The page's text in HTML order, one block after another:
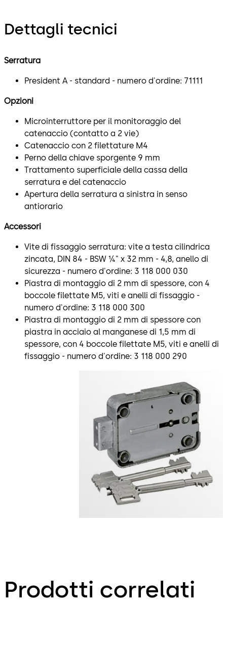
Dettagli tecnici
Serratura
President A - standard - numero d'ordine: 71111
Opzioni
Microinterruttore per il monitoraggio del
catenaccio (contatto a 2 vie)
Catenaccio con 2 filettature M4
Perno della chiave sporgente 9 mm
Trattamento superficiale della cassa della
serratura e del catenaccio
Apertura della serratura a sinistra in senso
antiorario
Accessori
Vite di fissaggio serratura: vite a testa cilindrica
zincata, DIN 84 - BSW ¼" x 32 mm - 4,8, anello di
sicurezza - numero d'ordine: 3 118 000 030
Piastra di montaggio di 2 mm di spessore, con 4
boccole filettate M5, viti e anelli di fissaggio -
numero d'ordine: 3 118 000 300
Piastra di montaggio di 2 mm di spessore con
piastra in acciaio al manganese di 1,5 mm di
spessore, con 4 boccole filettate M5, viti e anelli di
fissaggio - numero d'ordine: 3 118 000 290
Prodotti correlati